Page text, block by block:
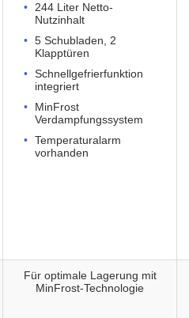
244 Liter Netto-
Nutzinhalt
5 Schubladen, 2
Klapptüren
Schnellgefrierfunktion
integriert
MinFrost
Verdampfungssystem
Temperaturalarm
vorhanden
Für optimale Lagerung mit
MinFrost-Technologie